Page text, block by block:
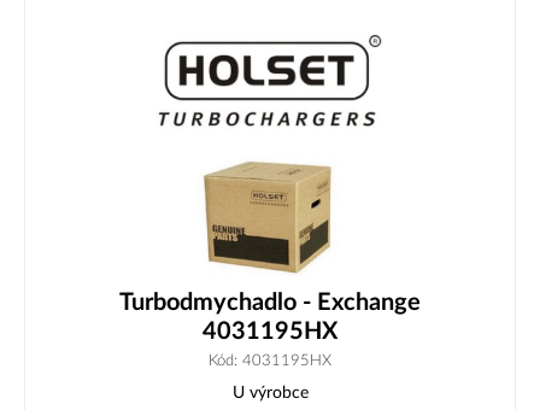
Turbodmychadlo - Exchange
4031195HX
Kód: 4031195HX
U výrobce